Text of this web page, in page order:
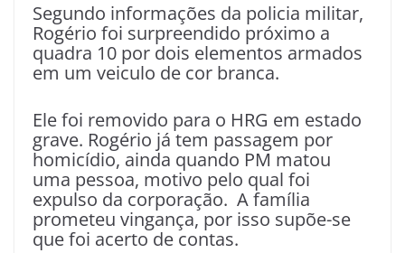
Segundo informações da policia militar,
Rogério foi surpreendido próximo a
quadra 10 por dois elementos armados
em um veiculo de cor branca.
Ele foi removido para o HRG em estado
grave. Rogério já tem passagem por
homicídio, ainda quando PM matou
uma pessoa, motivo pelo qual foi
expulso da corporação. A família
prometeu vingança, por isso supõe-se
que foi acerto de contas.